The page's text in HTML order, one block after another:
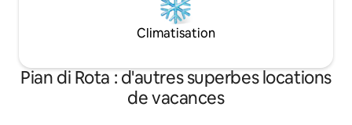
Climatisation
Pian di Rota : d'autres superbes locations
de vacances